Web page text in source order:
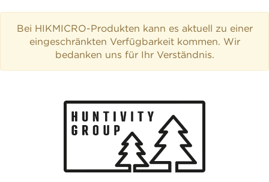
Bei HIKMICRO-Produkten kann es aktuell zu einer
eingeschränkten Verfügbarkeit kommen. Wir
bedanken uns für Ihr Verständnis.